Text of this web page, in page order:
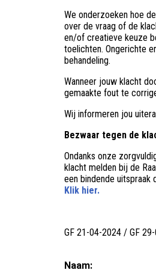
We onderzoeken hoe
over de vraag of de
en/of creatieve keuze
toelichten. Ongerichte
behandeling.
Wanneer jouw klacht
gemaakte fout te
Wij informeren jou
Bezwaar tegen de
Ondanks onze
klacht melden bij de
een bindende uitspraak
Klik hier.
GF 21-04-2024 / GF